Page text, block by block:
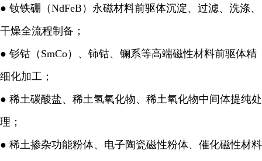
● 钕铁硼（NdFeB）永磁材料前驱体沉淀、过滤、洗涤、
干燥全流程制备；
● 钐钴（SmCo）、铈钴、镧系等高端磁性材料前驱体精
细化加工；
● 稀土碳酸盐、稀土氢氧化物、稀土氧化物中间体提纯处
理；
● 稀土掺杂功能粉体、电子陶瓷磁性粉体、催化磁性材料